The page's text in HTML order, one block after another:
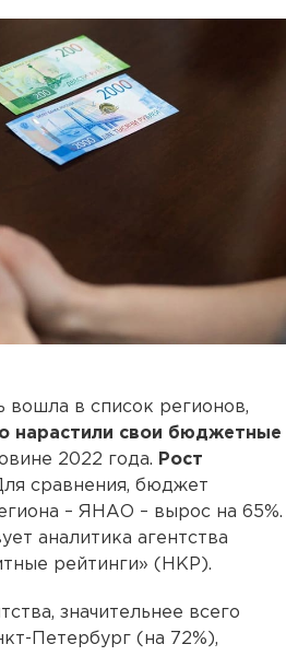
вошла в список регионов,
нарастили свои бюджетные
2022 года. Рост
сравнения, бюджет
– ЯНАО – вырос на 65%.
аналитика агентства
рейтинги» (НКР).
значительнее всего
Петербург (на 72%),